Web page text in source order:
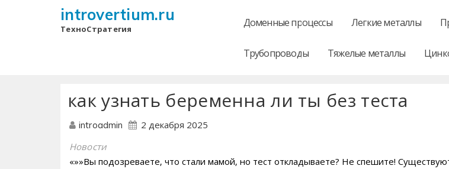
introvertium.ru
ТехноСтратегия
Доменные процессы Легкие металлы
Трубопроводы Тяжелые металлы
как узнать беременна ли ты без теста
introadmin 2 декабря 2025
Новости
«»»Вы подозреваете‚ что стали мамой‚ но тест откладываете? Не спешите!